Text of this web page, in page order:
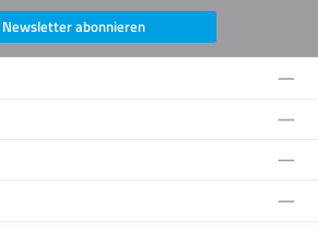
Newsletter abonnieren